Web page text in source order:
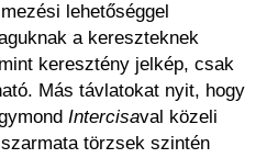
lehetőséggel
a kereszteknek
keresztény jelkép, csak
Más távlatokat nyit, hogy
Intercisaval közeli
törzsek szintén